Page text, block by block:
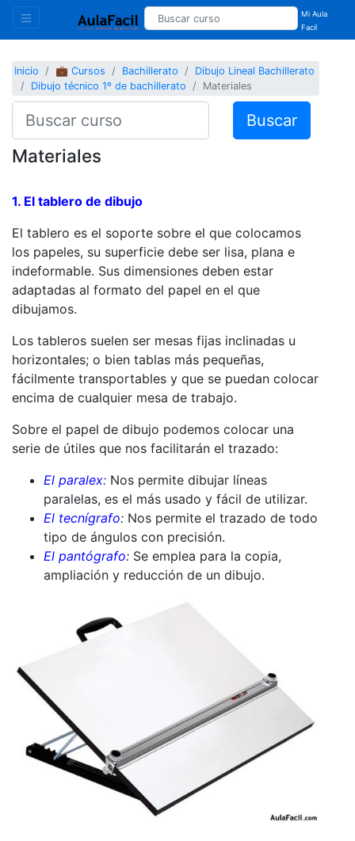
Mi Aula
Facil
Inicio 💼 Cursos Bachillerato
Dibujo Lineal Bachillerato
Dibujo técnico 1º de bachillerato
Materiales
Buscar
Materiales
1. El tablero de dibujo
El tablero es el soporte sobre el que colocamos
los papeles, su superficie debe ser lisa, plana e
indeformable. Sus dimensiones deben estar
adaptadas al formato del papel en el que
dibujamos.
Los tableros suelen ser mesas fijas inclinadas u
horizontales; o bien tablas más pequeñas,
fácilmente transportables y que se puedan colocar
encima de cualquier mesa de trabajo.
Sobre el papel de dibujo podemos colocar una
serie de útiles que nos facilitarán el trazado:
El paralex: Nos permite dibujar líneas
paralelas, es el más usado y fácil de utilizar.
El tecnígrafo: Nos permite el trazado de todo
tipo de ángulos con precisión.
El pantógrafo: Se emplea para la copia,
ampliación y reducción de un dibujo.